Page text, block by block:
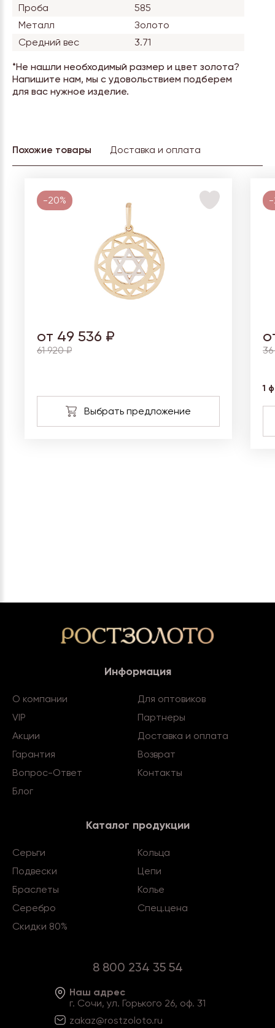
Проба
585
Металл
Золото
Средний вес
3.71
*Не нашли необходимый размер и цвет золота?
Напишите нам, мы с удовольствием подберем
для вас нужное изделие.
Похожие товары Доставка и оплата
-20%
от 49 536 ₽
61 920 ₽
-
1
Информация
О компании
Для оптовиков
VIP
Партнеры
Акции
Доставка и оплата
Гарантия
Возврат
Вопрос-Ответ
Контакты
Блог
Каталог продукции
Серьги
Кольца
Подвески
Цепи
Браслеты
Колье
Серебро
Спец.цена
Скидки 80%
8 800 234 35 54
Наш адрес
г. Сочи, ул. Горького 26, оф. 31
zakaz@rostzoloto.ru